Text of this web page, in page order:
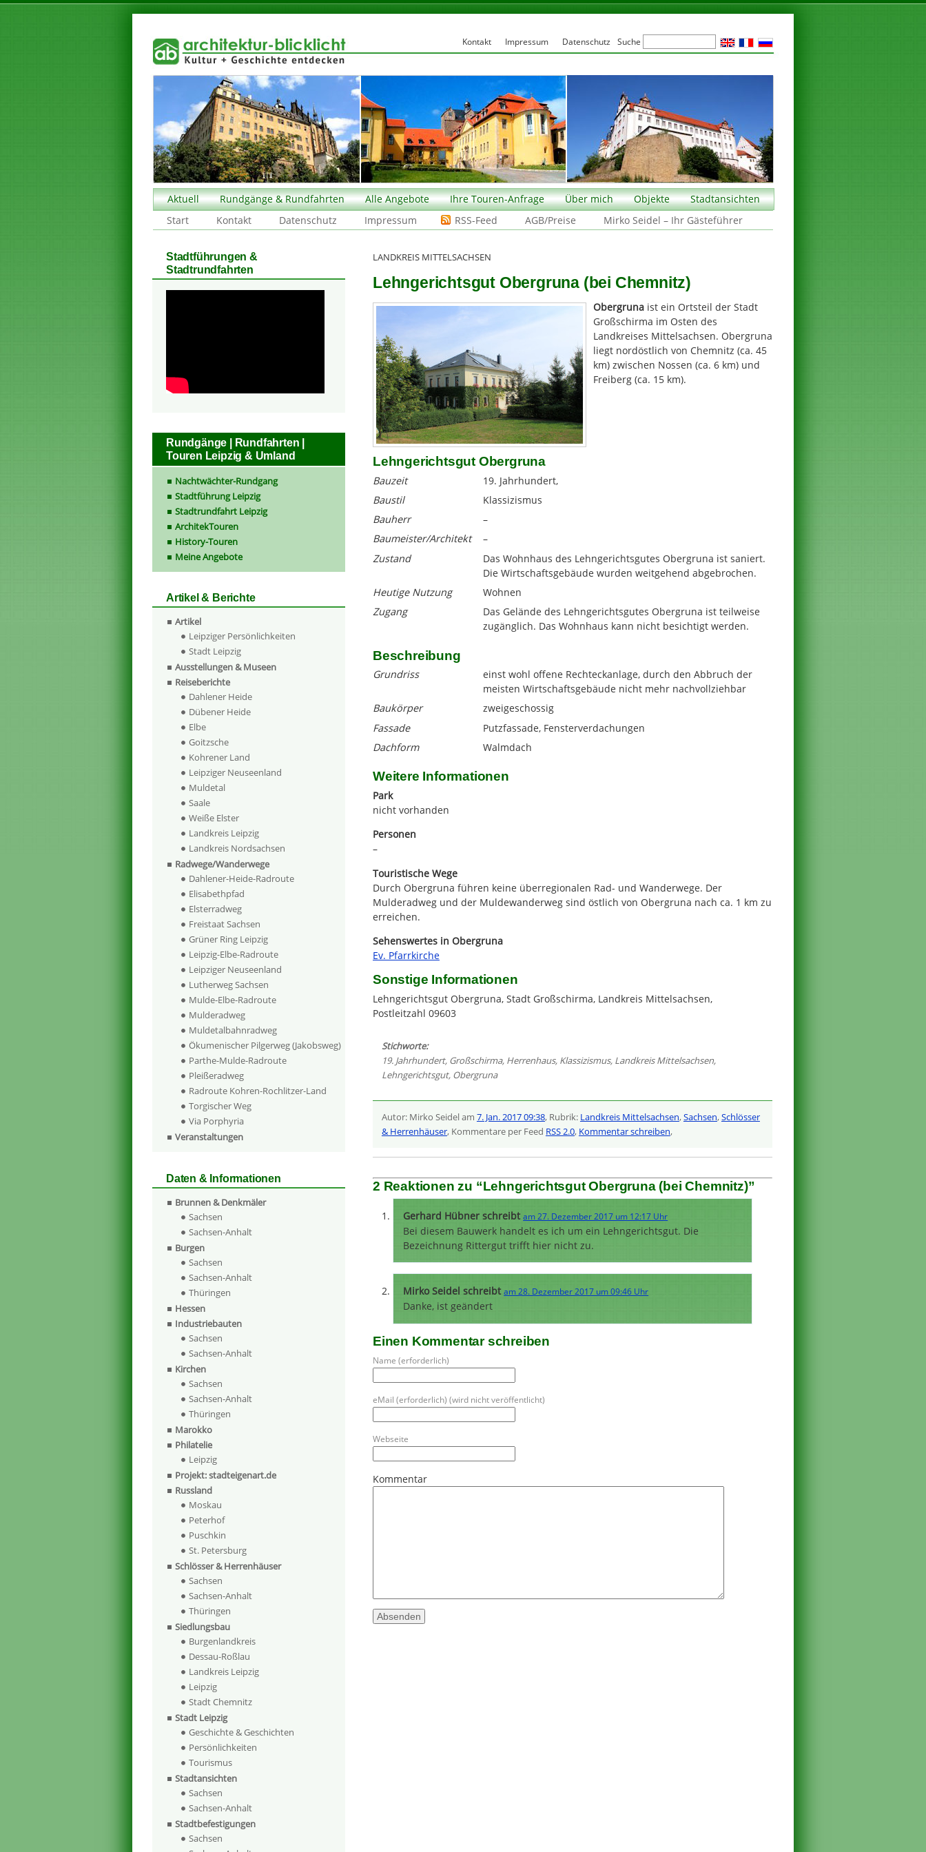
Aktuell Rundgänge & Rundfahrten Alle Angebote Ihre Touren-Anfrage Über mich Objekte
Stadtansichten
Start
Kontakt Datenschutz Impressum RSS-Feed AGB/Preise Mirko Seidel – Ihr Gästeführer
LANDKREIS MITTELSACHSEN
Lehngerichtsgut Obergruna (bei Chemnitz)
Obergruna ist ein Ortsteil der Stadt
Großschirma im Osten des
Landkreises Mittelsachsen. Obergruna
liegt nordöstlich von Chemnitz (ca. 45
km) zwischen Nossen (ca. 6 km) und
Freiberg (ca. 15 km).
Lehngerichtsgut Obergruna
Bauzeit
19. Jahrhundert,
Baustil
Klassizismus
Bauherr
–
Baumeister/Architekt
–
Zustand
Das Wohnhaus des Lehngerichtsgutes Obergruna ist saniert.
Die Wirtschaftsgebäude wurden weitgehend abgebrochen.
Heutige Nutzung
Wohnen
Zugang
Das Gelände des Lehngerichtsgutes Obergruna ist teilweise
zugänglich. Das Wohnhaus kann nicht besichtigt werden.
Beschreibung
Grundriss
einst wohl offene Rechteckanlage, durch den Abbruch der
meisten Wirtschaftsgebäude nicht mehr nachvollziehbar
Baukörper
zweigeschossig
Fassade
Putzfassade, Fensterverdachungen
Dachform
Walmdach
Weitere Informationen
Park
nicht vorhanden
Personen
–
Touristische Wege
Durch Obergruna führen keine überregionalen Rad- und Wanderwege. Der
Mulderadweg und der Muldewanderweg sind östlich von Obergruna nach ca. 1 km zu
erreichen.
Sehenswertes in Obergruna
Ev. Pfarrkirche
Sonstige Informationen
Lehngerichtsgut Obergruna, Stadt Großschirma, Landkreis Mittelsachsen,
Postleitzahl 09603
Stichworte:
19. Jahrhundert, Großschirma, Herrenhaus, Klassizismus, Landkreis Mittelsachsen,
Lehngerichtsgut, Obergruna
Autor: Mirko Seidel am 7. Jan. 2017 09:38, Rubrik: Landkreis Mittelsachsen,Sachsen,Schlösser
& Herrenhäuser, Kommentare per Feed RSS 2.0, Kommentar schreiben,
2 Reaktionen zu “Lehngerichtsgut Obergruna (bei Chemnitz)”
Gerhard Hübner schreibt am 27. Dezember 2017 um 12:17 Uhr
Bei diesem Bauwerk handelt es ich um ein Lehngerichtsgut. Die
Bezeichnung Rittergut trifft hier nicht zu.
Mirko Seidel schreibt am 28. Dezember 2017 um 09:46 Uhr
Danke, ist geändert
Einen Kommentar schreiben
Name (erforderlich)
eMail (erforderlich) (wird nicht veröffentlicht)
Webseite
Kommentar
Stadtführungen &
Stadtrundfahrten
Rundgänge | Rundfahrten |
Touren Leipzig & Umland
Nachtwächter-Rundgang
Stadtführung Leipzig
Stadtrundfahrt Leipzig
ArchitekTouren
History-Touren
Meine Angebote
Artikel & Berichte
Artikel
Leipziger Persönlichkeiten
Stadt Leipzig
Ausstellungen & Museen
Reiseberichte
Dahlener Heide
Dübener Heide
Elbe
Goitzsche
Kohrener Land
Leipziger Neuseenland
Muldetal
Saale
Weiße Elster
Landkreis Leipzig
Landkreis Nordsachsen
Radwege/Wanderwege
Dahlener-Heide-Radroute
Elisabethpfad
Elsterradweg
Freistaat Sachsen
Grüner Ring Leipzig
Leipzig-Elbe-Radroute
Leipziger Neuseenland
Lutherweg Sachsen
Mulde-Elbe-Radroute
Mulderadweg
Muldetalbahnradweg
Ökumenischer Pilgerweg (Jakobsweg)
Parthe-Mulde-Radroute
Pleißeradweg
Radroute Kohren-Rochlitzer-Land
Torgischer Weg
Via Porphyria
Veranstaltungen
Daten & Informationen
Brunnen & Denkmäler
Sachsen
Sachsen-Anhalt
Burgen
Sachsen
Sachsen-Anhalt
Thüringen
Hessen
Industriebauten
Sachsen
Sachsen-Anhalt
Kirchen
Sachsen
Sachsen-Anhalt
Thüringen
Marokko
Philatelie
Leipzig
Projekt: stadteigenart.de
Russland
Moskau
Peterhof
Puschkin
St. Petersburg
Schlösser & Herrenhäuser
Sachsen
Sachsen-Anhalt
Thüringen
Siedlungsbau
Burgenlandkreis
Dessau-Roßlau
Landkreis Leipzig
Leipzig
Stadt Chemnitz
Stadt Leipzig
Geschichte & Geschichten
Persönlichkeiten
Tourismus
Stadtansichten
Sachsen
Sachsen-Anhalt
Stadtbefestigungen
Sachsen
Kontakt Impressum Datenschutz Suche